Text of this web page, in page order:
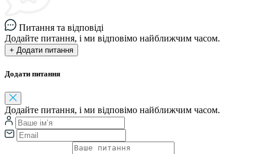
Питання та відповіді
Додайте питання, і ми відповімо найближчим часом.
+ Додати питання
Додати питання
Додайте питання, і ми відповімо найближчим часом.